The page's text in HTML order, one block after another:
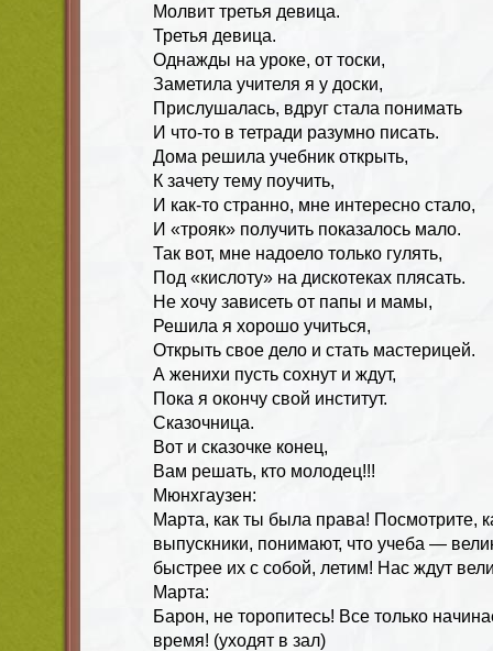
Молвит третья девица.
Третья девица.
Однажды на уроке, от тоски,
Заметила учителя я у доски,
Прислушалась, вдруг стала понимать
И что-то в тетради разумно писать.
Дома решила учебник открыть,
К зачету тему поучить,
И как-то странно, мне интересно стало,
И «трояк» получить показалось мало.
Так вот, мне надоело только гулять,
Под «кислоту» на дискотеках плясать.
Не хочу зависеть от папы и мамы,
Решила я хорошо учиться,
Открыть свое дело и стать мастерицей.
А женихи пусть сохнут и ждут,
Пока я окончу свой институт.
Сказочница.
Вот и сказочке конец,
Вам решать, кто молодец!!!
Мюнхгаузен:
Марта, как ты была права! Посмотрите,
выпускники, понимают, что учеба —
быстрее их с собой, летим! Нас ждут
Марта:
Барон, не торопитесь! Все только
время! (уходят в зал)